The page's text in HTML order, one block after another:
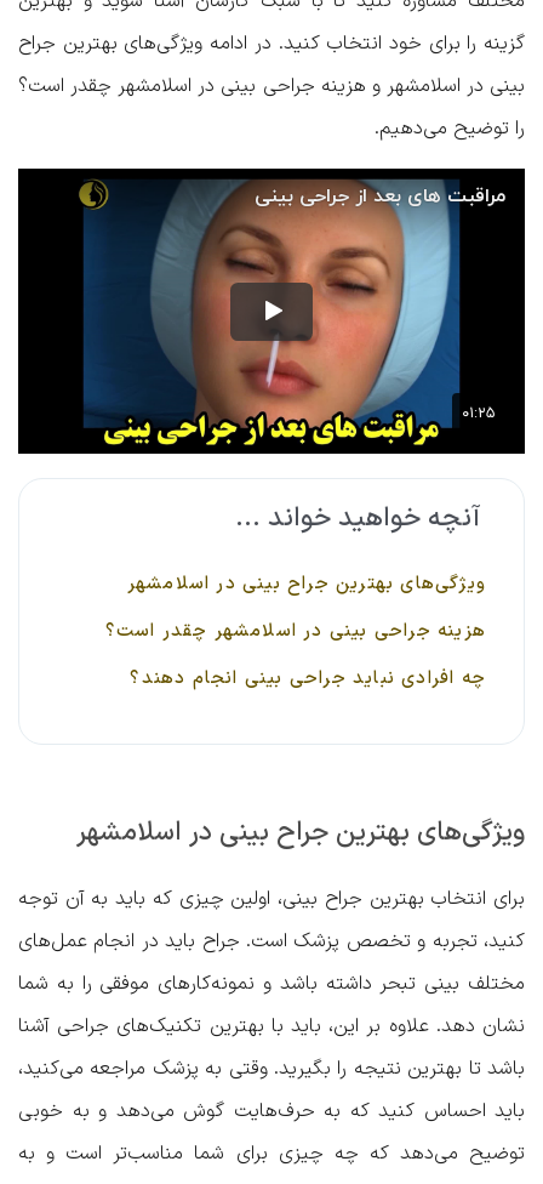
گزینه را برای خود انتخاب کنید. در ادامه ویژگی‌های بهترین جراح
بینی در اسلامشهر و هزینه جراحی بینی در اسلامشهر چقدر است؟
را توضیح می‌دهیم.
آنچه خواهید خواند ...
ویژگی‌های بهترین جراح بینی در اسلامشهر
هزینه جراحی بینی در اسلامشهر چقدر است؟
چه افرادی نباید جراحی بینی انجام دهند؟
ویژگی‌های بهترین جراح بینی در اسلامشهر
برای انتخاب بهترین جراح بینی، اولین چیزی که باید به آن توجه
کنید، تجربه و تخصص پزشک است. جراح باید در انجام عمل‌های
مختلف بینی تبحر داشته باشد و نمونه‌کارهای موفقی را به شما
نشان دهد. علاوه بر این، باید با بهترین تکنیک‌های جراحی آشنا
باشد تا بهترین نتیجه را بگیرید. وقتی به پزشک مراجعه می‌کنید،
باید احساس کنید که به حرف‌هایت گوش می‌دهد و به خوبی
توضیح می‌دهد که چه چیزی برای شما مناسب‌تر است و به